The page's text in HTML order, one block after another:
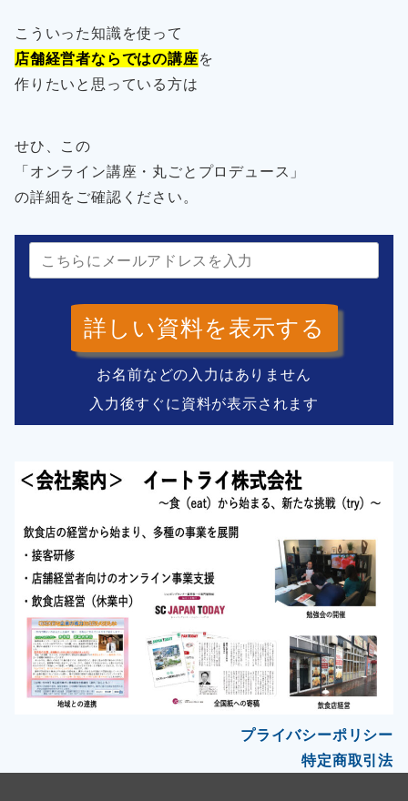
こういった知識を使って
店舗経営者ならではの講座を
作りたいと思っている方は
せひ、この
「オンライン講座・丸ごとプロデュース」
の詳細をご確認ください。
詳しい資料を表示する
お名前などの入力はありません
入力後すぐに資料が表示されます
プライバシーポリシー
特定商取引法